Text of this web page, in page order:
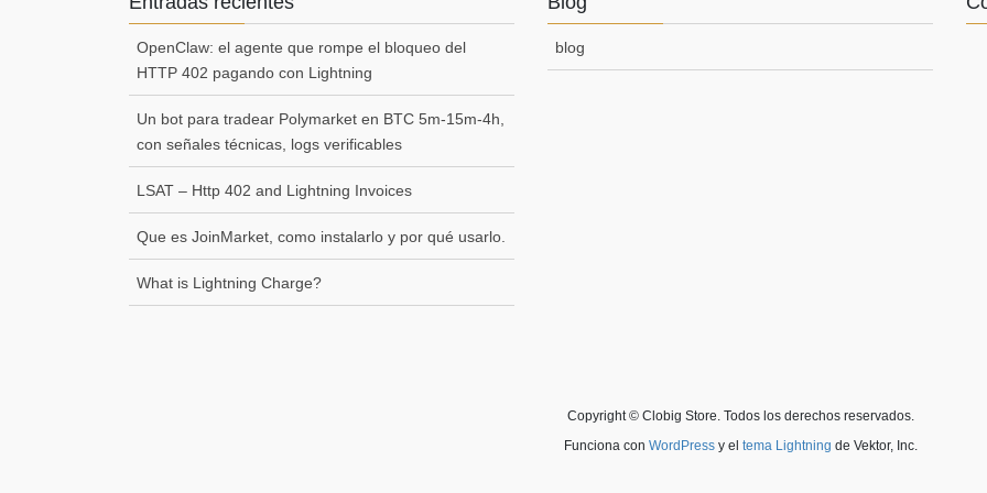
OpenClaw: el agente que rompe el bloqueo del
HTTP 402 pagando con Lightning
Un bot para tradear Polymarket en BTC 5m-15m-4h,
con señales técnicas, logs verificables
LSAT – Http 402 and Lightning Invoices
Que es JoinMarket, como instalarlo y por qué usarlo.
What is Lightning Charge?
blog
Copyright © Clobig Store. Todos los derechos reservados.
Funciona con WordPressy el tema Lightning de Vektor, Inc.